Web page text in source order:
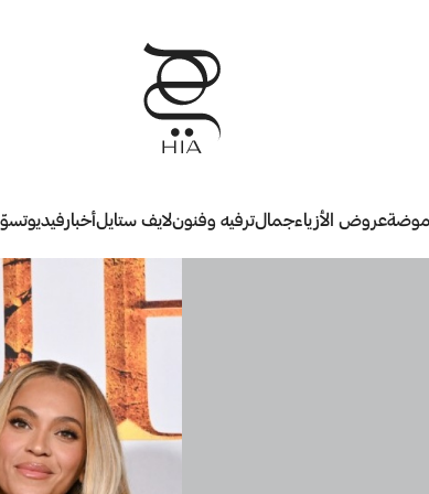
موضةعروض الأزياءجمالترفيه وفنونلايف ستايلأخبارفيديو